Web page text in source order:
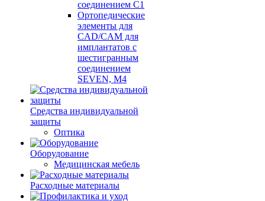
соединением С1
Ортопедические
элементы для
CAD/CAM для
имплантатов с
шестигранным
соединением
SEVEN, М4
Средства индивидуальной
защиты
Оптика
Оборудование
Медицинская мебель
Расходные материалы